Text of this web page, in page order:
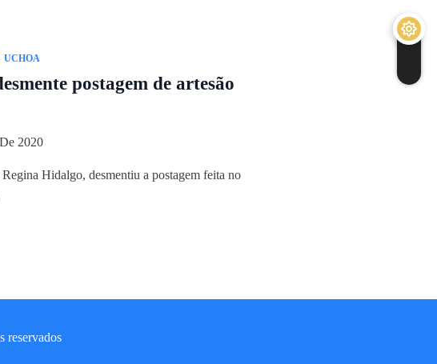
UCHOA
postagem de artesão
2020
Hidalgo, desmentiu a postagem feita no
reservados